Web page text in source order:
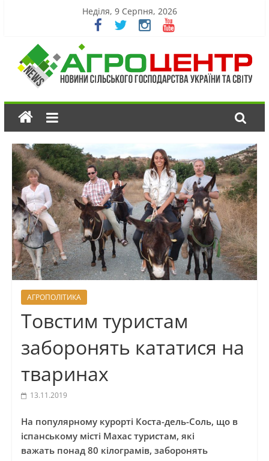
Неділя, 9 Серпня, 2026
АГРОПОЛІТИКА
Товстим туристам
заборонять кататися на
тваринах
13.11.2019
На популярному курорті Коста-дель-Соль, що в
іспанському місті Махас туристам, які
важать понад 80 кілограмів, заборонять